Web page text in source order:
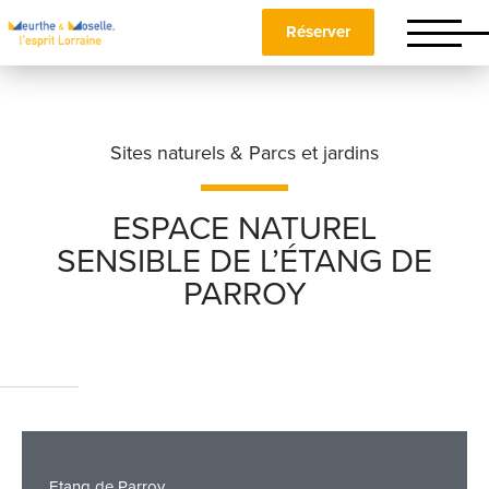
Réserver
Sites naturels & Parcs et jardins
ESPACE NATUREL
SENSIBLE DE L’ÉTANG DE
PARROY
Nom *